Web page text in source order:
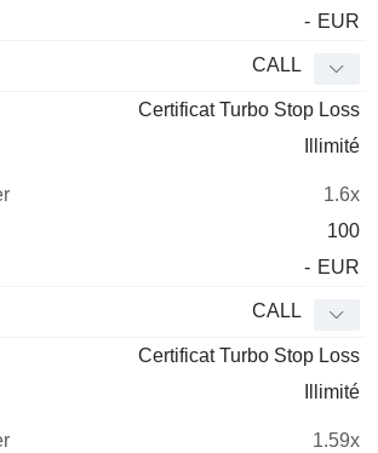
- EUR
CALL
Certificat Turbo Stop Loss
Illimité
1.6x
100
- EUR
CALL
Certificat Turbo Stop Loss
Illimité
1.59x